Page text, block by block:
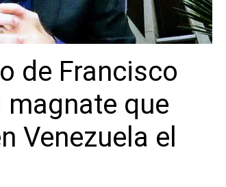
de Francisco
magnate que
Venezuela el